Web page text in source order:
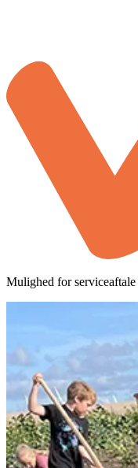
Mulighed for serviceaftale